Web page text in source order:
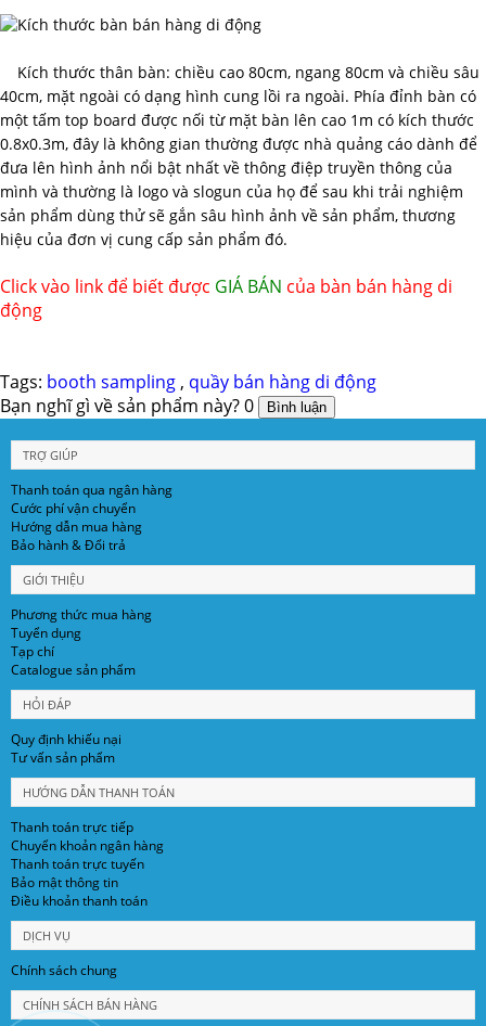
Kích thước thân bàn: chiều cao 80cm, ngang 80cm và chiều sâu
40cm, mặt ngoài có dạng hình cung lồi ra ngoài. Phía đỉnh bàn có
một tấm top board được nối từ mặt bàn lên cao 1m có kích thước
0.8x0.3m, đây là không gian thường được nhà quảng cáo dành để
đưa lên hình ảnh nổi bật nhất về thông điệp truyền thông của
mình và thường là logo và slogun của họ để sau khi trải nghiệm
sản phẩm dùng thử sẽ gắn sâu hình ảnh về sản phẩm, thương
hiệu của đơn vị cung cấp sản phẩm đó.
Click vào link để biết được GIÁ BÁN của bàn bán hàng di
động
Tags: booth sampling , quầy bán hàng di động
Bạn nghĩ gì về sản phẩm này?0
TRỢ GIÚP
Thanh toán qua ngân hàng
Cước phí vận chuyển
Hướng dẫn mua hàng
Bảo hành & Đổi trả
GIỚI THIỆU
Phương thức mua hàng
Tuyển dụng
Tạp chí
Catalogue sản phẩm
HỎI ĐÁP
Quy định khiếu nại
Tư vấn sản phẩm
HƯỚNG DẪN THANH TOÁN
Thanh toán trực tiếp
Chuyển khoản ngân hàng
Thanh toán trực tuyến
Bảo mật thông tin
Điều khoản thanh toán
DỊCH VỤ
Chính sách chung
CHÍNH SÁCH BÁN HÀNG